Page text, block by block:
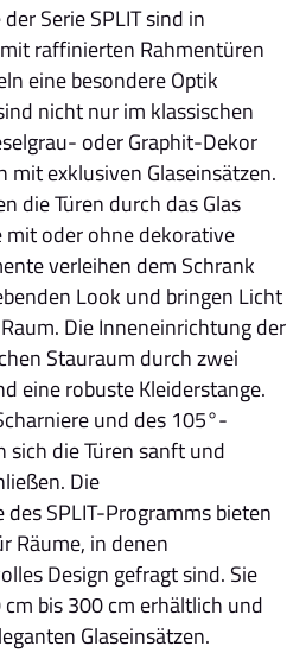
Serie SPLIT sind in
raffinierten Rahmentüren
eine besondere Optik
nicht nur im klassischen
oder Graphit-Dekor
mit exklusiven Glaseinsätzen.
die Türen durch das Glas
mit oder ohne dekorative
verleihen dem Schrank
Look und bringen Licht
Die Inneneinrichtung der
Stauraum durch zwei
eine robuste Kleiderstange.
und des 105°-
die Türen sanft und
Die
SPLIT-Programms bieten
Räume, in denen
Design gefragt sind. Sie
bis 300 cm erhältlich und
Glaseinsätzen.